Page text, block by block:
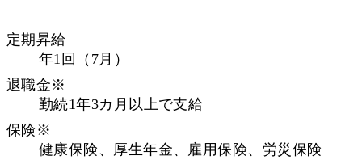
定期昇給
年1回（7月）
退職金※
勤続1年3カ月以上で支給
保険※
健康保険、厚生年金、雇用保険、労災保険